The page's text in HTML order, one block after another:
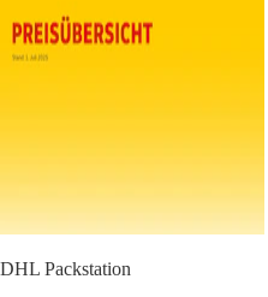
DHL Packstation